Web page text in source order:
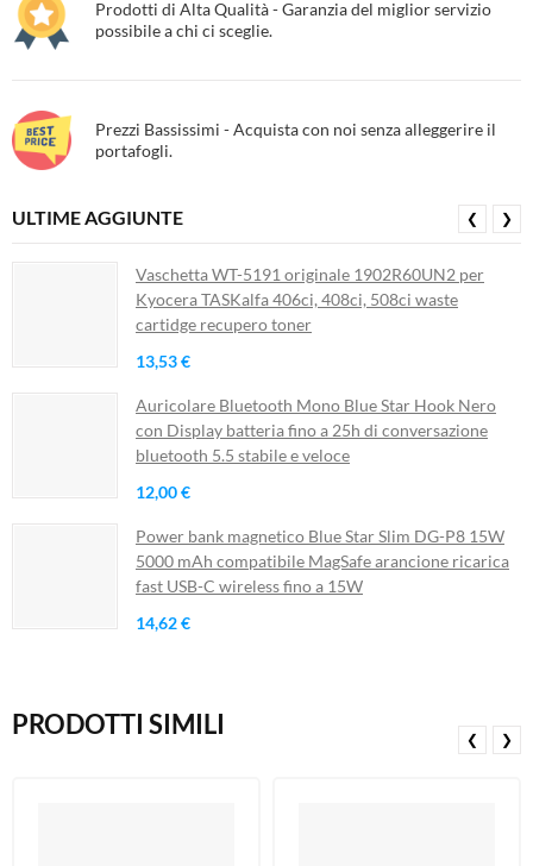
Prodotti di Alta Qualità - Garanzia del miglior servizio
possibile a chi ci sceglie.
Prezzi Bassissimi - Acquista con noi senza alleggerire il
portafogli.
ULTIME AGGIUNTE
Vaschetta WT-5191 originale 1902R60UN2 per
Kyocera TASKalfa 406ci, 408ci, 508ci waste
cartidge recupero toner
13,53 €
Auricolare Bluetooth Mono Blue Star Hook Nero
con Display batteria fino a 25h di conversazione
bluetooth 5.5 stabile e veloce
12,00 €
Power bank magnetico Blue Star Slim DG-P8 15W
5000 mAh compatibile MagSafe arancione ricarica
fast USB-C wireless fino a 15W
14,62 €
❮ ❯
PRODOTTI SIMILI ❮ ❯